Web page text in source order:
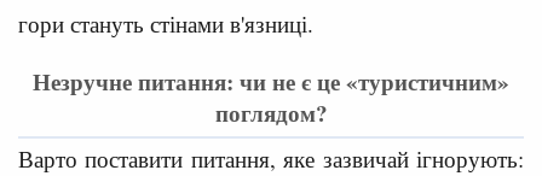
гори стануть стінами в'язниці.
Незручне питання: чи не є це «туристичним»
поглядом?
Варто поставити питання, яке зазвичай ігнорують: